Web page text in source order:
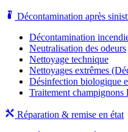
Décontamination après
Décontamination
Neutralisation des odeurs
Nettoyage technique
Nettoyages extrêmes
Désinfection biologique
Traitement champignons
Réparation & remise en état